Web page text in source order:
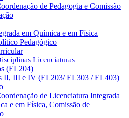
de Pedagogia e Comissão
em Química e em Física
Pedagógico
Licenciaturas
(EL204)
II, III e IV (EL203/ EL303 / EL403)
de Licenciatura Integrada
e em Física, Comissão de